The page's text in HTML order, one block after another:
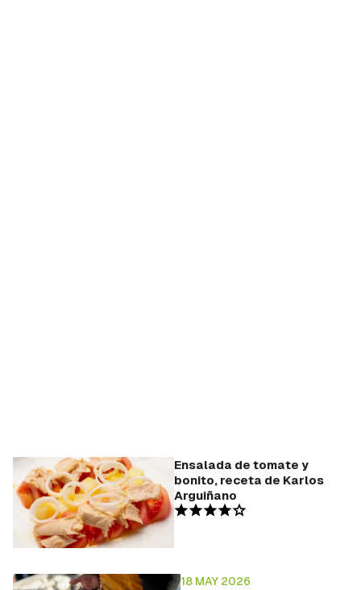
Ensalada de tomate y
bonito, receta de Karlos
Arguiñano
18 MAY 2026